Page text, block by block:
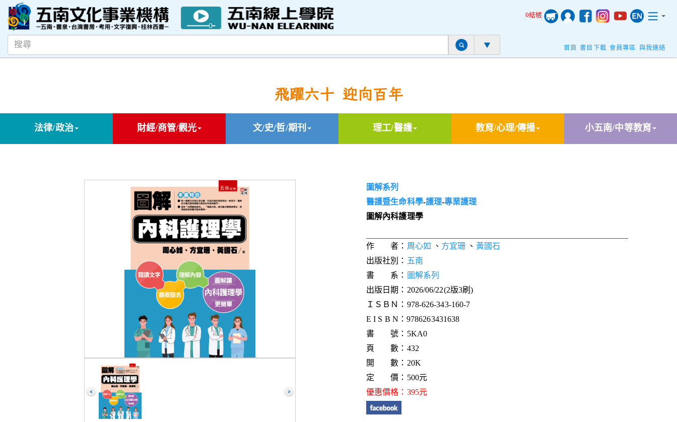
0結帳
首頁 書目下載 會員專區 與我連絡
飛躍六十 迎向百年
法律/政治 財經/商管/觀光 文/史/哲/期刊 理工/醫護 教育/心理/傳播 小五南/中等教育
圖解系列
醫護暨生命科學-護理-專業護理
圖解內科護理學
作 者： 周心如 、 方宜珊 、 黃國石
出版社別： 五南
書 系： 圖解系列
出版日期：2026/06/22(2版3刷)
ＩＳＢＮ：978-626-343-160-7
E I S B N：9786263431638
書 號：5KA0
頁 數：432
開 數：20K
定 價：500元
優惠價格：395元